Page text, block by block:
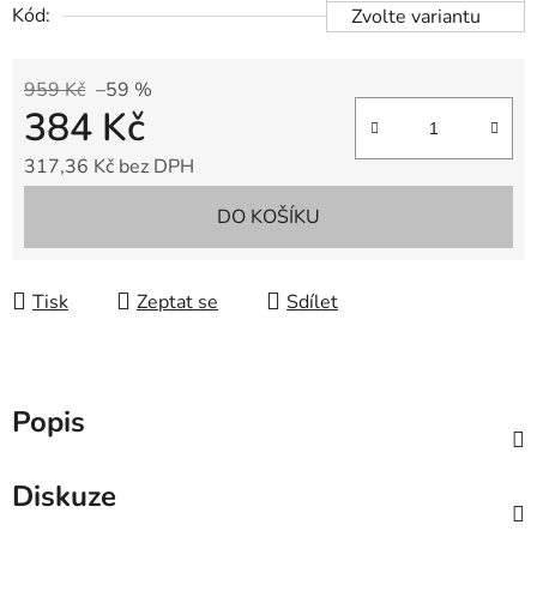
Kód:
Zvolte variantu
959 Kč –59 %
384 Kč
317,36 Kč bez DPH
DO KOŠÍKU
Tisk Zeptat se Sdílet
Popis
Diskuze